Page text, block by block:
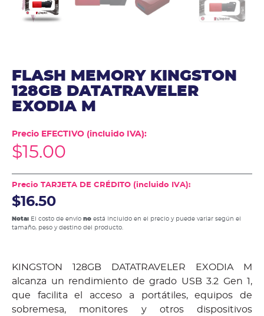
FLASH MEMORY KINGSTON
128GB DATATRAVELER
EXODIA M
Precio EFECTIVO (incluido IVA):
$15.00
Precio TARJETA DE CRÉDITO (incluido IVA):
$16.50
Nota: El costo de envío no está incluido en el precio y puede variar según el
tamaño, peso y destino del producto.
KINGSTON 128GB DATATRAVELER EXODIA M
alcanza un rendimiento de grado USB 3.2 Gen 1,
que facilita el acceso a portátiles, equipos de
sobremesa, monitores y otros dispositivos